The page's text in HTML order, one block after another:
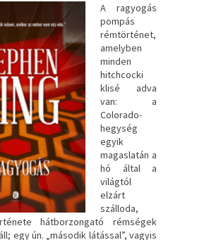
A ​ragyogás
pompás
rémtörténet,
amelyben
minden
hitchcocki
klisé adva
van: a
Colorado-
hegység
egyik
magaslatán a
hó által a
világtól
elzárt
szálloda,
hátborzongató rémségek
egy ún. „második látással”, vagyis